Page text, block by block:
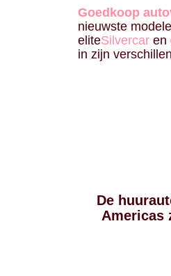
Goedkoop
nieuwste
eliteSilvercar en
in zijn
De
Americas